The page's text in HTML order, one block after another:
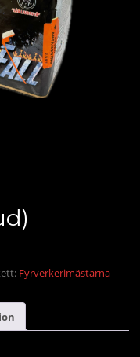
Fyrverkerimästarna